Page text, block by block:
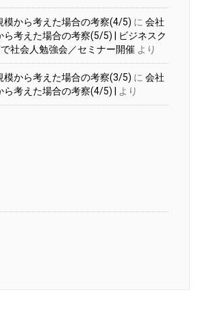
模から考えた場合の考察(4/5) に 会社
ら考えた場合の考察(5/5) | ビジネスク
社会人勉強会／セミナー開催 より
模から考えた場合の考察(3/5) に 会社
考えた場合の考察(4/5) |
より